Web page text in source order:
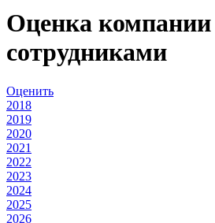
Оценка компании
сотрудниками
Оценить
2018
2019
2020
2021
2022
2023
2024
2025
2026